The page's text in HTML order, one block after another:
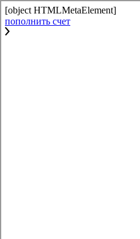
[object HTMLMetaElement]
пополнить счет